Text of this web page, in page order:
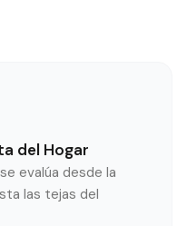
del Hogar
evalúa desde la
las tejas del